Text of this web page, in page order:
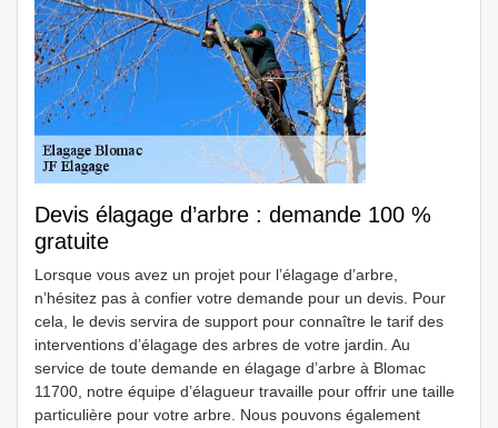
Devis élagage d’arbre : demande 100 %
gratuite
Lorsque vous avez un projet pour l’élagage d’arbre,
n’hésitez pas à confier votre demande pour un devis. Pour
cela, le devis servira de support pour connaître le tarif des
interventions d’élagage des arbres de votre jardin. Au
service de toute demande en élagage d’arbre à Blomac
11700, notre équipe d’élagueur travaille pour offrir une taille
particulière pour votre arbre. Nous pouvons également